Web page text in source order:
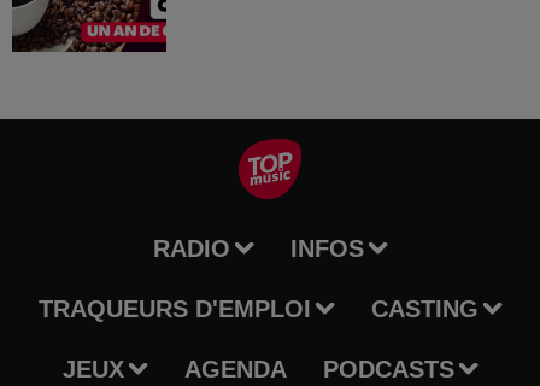
RADIO INFOS
TRAQUEURS D'EMPLOI CASTING
JEUX AGENDA PODCASTS